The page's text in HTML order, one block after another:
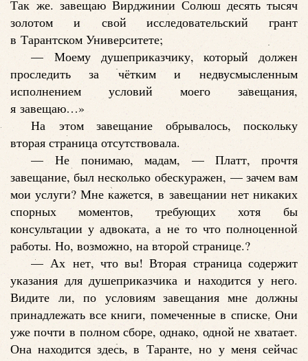
Так же. завещаю Вирджинии Солюш десять тысяч
золотом и свой исследовательский грант
в Тарантском Университете;
— Моему душеприказчику, который должен
проследить за чётким и недвусмысленным
исполнением условий моего завещания,
я завещаю…»
На этом завещание обрывалось, поскольку
вторая страница отсутствовала.
— Не понимаю, мадам, — Платт, прочтя
завещание, был несколько обескуражен, — зачем вам
мои услуги? Мне кажется, в завещании нет никаких
спорных моментов, требующих хотя бы
консультации у адвоката, а не то что полноценной
работы. Но, возможно, на второй странице.?
— Ах нет, что вы! Вторая страница содержит
указания для душеприказчика и находится у него.
Видите ли, по условиям завещания мне должны
принадлежать все книги, помеченные в списке. Они
уже почти в полном сборе, однако, одной не хватает.
Она находится здесь, в Таранте, но у меня сейчас